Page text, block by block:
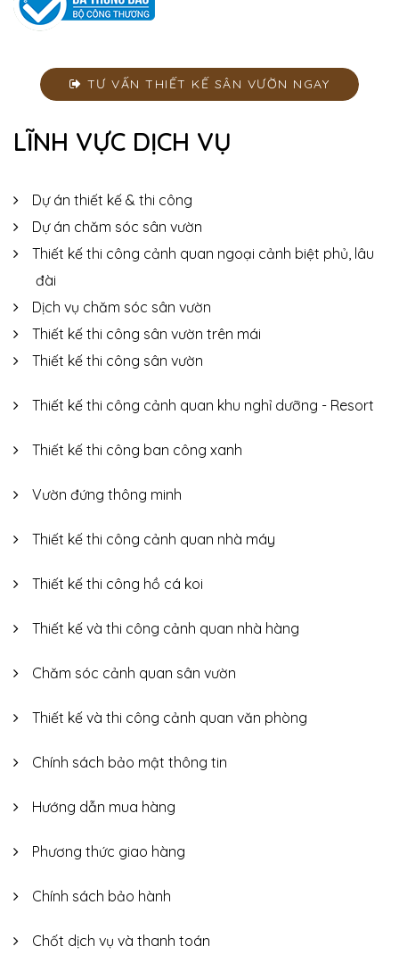
TƯ VẤN THIẾT KẾ SÂN VƯỜN NGAY
LĨNH VỰC DỊCH VỤ
Dự án thiết kế & thi công
Dự án chăm sóc sân vườn
Thiết kế thi công cảnh quan ngoại cảnh biệt phủ, lâu
đài
Dịch vụ chăm sóc sân vườn
Thiết kế thi công sân vườn trên mái
Thiết kế thi công sân vườn
Thiết kế thi công cảnh quan khu nghỉ dưỡng - Resort
Thiết kế thi công ban công xanh
Vườn đứng thông minh
Thiết kế thi công cảnh quan nhà máy
Thiết kế thi công hồ cá koi
Thiết kế và thi công cảnh quan nhà hàng
Chăm sóc cảnh quan sân vườn
Thiết kế và thi công cảnh quan văn phòng
Chính sách bảo mật thông tin
Hướng dẫn mua hàng
Phương thức giao hàng
Chính sách bảo hành
Chốt dịch vụ và thanh toán